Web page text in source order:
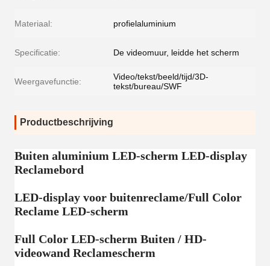
Materiaal: profielaluminium
Specificatie: De videomuur, leidde het scherm
Weergavefunctie:
Video/tekst/beeld/tijd/3D-
tekst/bureau/SWF
Productbeschrijving
Buiten aluminium LED-scherm LED-display
Reclamebord
LED-display voor buitenreclame/Full Color
Reclame LED-scherm
Full Color LED-scherm Buiten / HD-
videowand Reclamescherm